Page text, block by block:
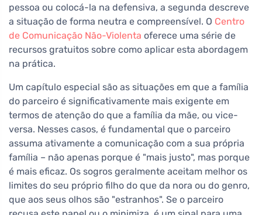
pessoa ou colocá-la na defensiva, a segunda descreve
a situação de forma neutra e compreensível. O Centro
de Comunicação Não-Violenta oferece uma série de
recursos gratuitos sobre como aplicar esta abordagem
na prática.
Um capítulo especial são as situações em que a família
do parceiro é significativamente mais exigente em
termos de atenção do que a família da mãe, ou vice-
versa. Nesses casos, é fundamental que o parceiro
assuma ativamente a comunicação com a sua própria
família – não apenas porque é "mais justo", mas porque
é mais eficaz. Os sogros geralmente aceitam melhor os
limites do seu próprio filho do que da nora ou do genro,
que aos seus olhos são "estranhos". Se o parceiro